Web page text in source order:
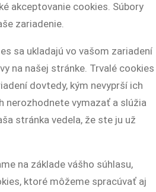
akceptovanie cookies. Súbory
zariadenie.
sa ukladajú vo vašom zariadení
na našej stránke. Trvalé cookies
dovtedy, kým nevyprší ich
nerozhodnete vymazať a slúžia
stránka vedela, že ste ju už
na základe vášho súhlasu,
ktoré môžeme spracúvať aj